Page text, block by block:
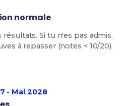
normale
Si tu n'es pas admis,
à repasser (notes < 10/20).
- Mai 2028